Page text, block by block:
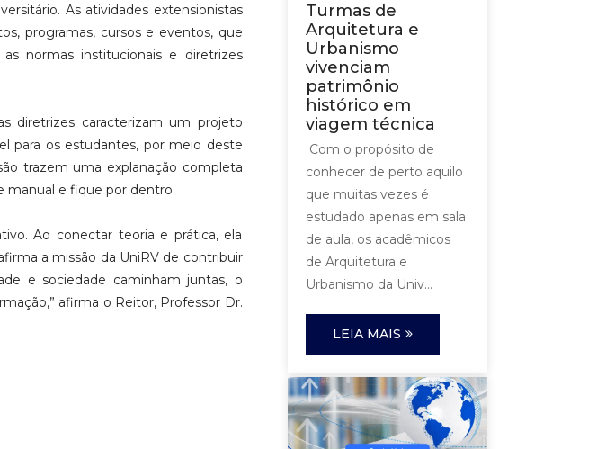
As atividades extensionistas
programas, cursos e eventos, que
normas institucionais e diretrizes
diretrizes caracterizam um projeto
para os estudantes, por meio deste
trazem uma explanação completa
manual e fique por dentro.
Ao conectar teoria e prática, ela
a missão da UniRV de contribuir
e sociedade caminham juntas, o
afirma o Reitor, Professor Dr.
Turmas de
Arquitetura e
Urbanismo
vivenciam
patrimônio
histórico em
viagem técnica
Com o propósito de
conhecer de perto aquilo
que muitas vezes é
estudado apenas em sala
de aula, os acadêmicos
de Arquitetura e
Urbanismo da Univ...
LEIA MAIS